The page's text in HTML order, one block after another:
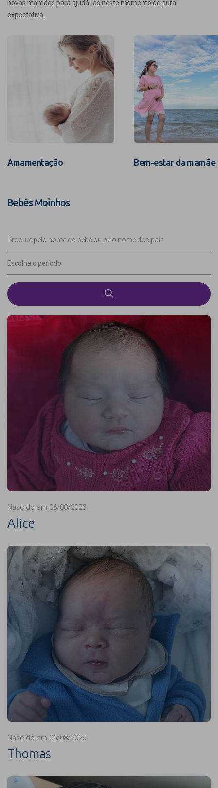
novas mamães para ajudá-las neste momento de pura
expectativa.
Amamentação Bem-estar da mamãe
Bebês Moinhos
Procure pelo nome do bebê ou pelo nome dos pais
Escolha o período
Nascido em 06/08/2026
Alice
Nascido em 06/08/2026
Thomas